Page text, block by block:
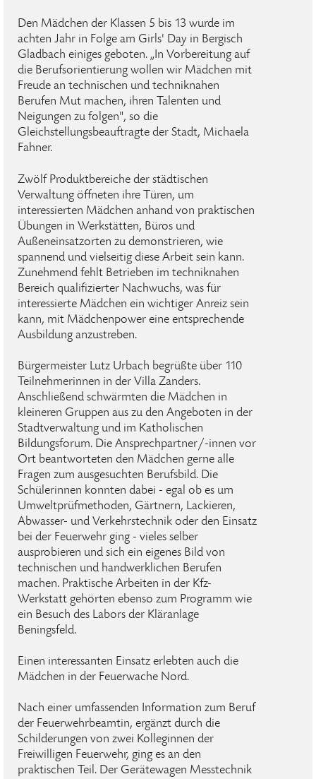
Den Mädchen der Klassen 5 bis 13 wurde im
achten Jahr in Folge am Girls' Day in Bergisch
Gladbach einiges geboten. „In Vorbereitung auf
die Berufsorientierung wollen wir Mädchen mit
Freude an technischen und techniknahen
Berufen Mut machen, ihren Talenten und
Neigungen zu folgen", so die
Gleichstellungsbeauftragte der Stadt, Michaela
Fahner.
Zwölf Produktbereiche der städtischen
Verwaltung öffneten ihre Türen, um
interessierten Mädchen anhand von praktischen
Übungen in Werkstätten, Büros und
Außeneinsatzorten zu demonstrieren, wie
spannend und vielseitig diese Arbeit sein kann.
Zunehmend fehlt Betrieben im techniknahen
Bereich qualifizierter Nachwuchs, was für
interessierte Mädchen ein wichtiger Anreiz sein
kann, mit Mädchenpower eine entsprechende
Ausbildung anzustreben.
Bürgermeister Lutz Urbach begrüßte über 110
Teilnehmerinnen in der Villa Zanders.
Anschließend schwärmten die Mädchen in
kleineren Gruppen aus zu den Angeboten in der
Stadtverwaltung und im Katholischen
Bildungsforum. Die Ansprechpartner/-innen vor
Ort beantworteten den Mädchen gerne alle
Fragen zum ausgesuchten Berufsbild. Die
Schülerinnen konnten dabei - egal ob es um
Umweltprüfmethoden, Gärtnern, Lackieren,
Abwasser- und Verkehrstechnik oder den Einsatz
bei der Feuerwehr ging - vieles selber
ausprobieren und sich ein eigenes Bild von
technischen und handwerklichen Berufen
machen. Praktische Arbeiten in der Kfz-
Werkstatt gehörten ebenso zum Programm wie
ein Besuch des Labors der Kläranlage
Beningsfeld.
Einen interessanten Einsatz erlebten auch die
Mädchen in der Feuerwache Nord.
Nach einer umfassenden Information zum Beruf
der Feuerwehrbeamtin, ergänzt durch die
Schilderungen von zwei Kolleginnen der
Freiwilligen Feuerwehr, ging es an den
praktischen Teil. Der Gerätewagen Messtechnik